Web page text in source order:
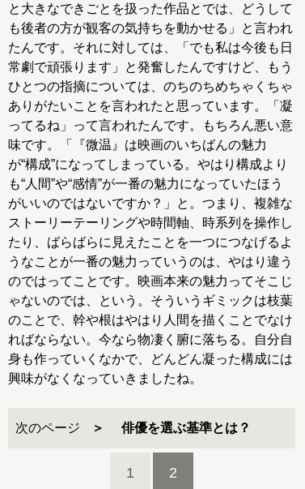
と大きなできごとを扱った作品とでは、どうして
も後者の方が観客の気持ちを動かせる」と言われ
たんです。それに対しては、「でも私は今後も日
常劇で頑張ります」と発奮したんですけど、もう
ひとつの指摘については、のちのちめちゃくちゃ
ありがたいことを言われたと思っています。「凝
ってるね」って言われたんです。もちろん悪い意
味です。「『微温』は映画のいちばんの魅力
が“構成”になってしまっている。やはり構成より
も“人間”や“感情”が一番の魅力になっていたほう
がいいのではないですか？」と。つまり、複雑な
ストーリーテーリングや時間軸、時系列を操作し
たり、ばらばらに見えたことを一つにつなげるよ
うなことが一番の魅力っていうのは、やはり違う
のではってことです。映画本来の魅力ってそこじ
ゃないのでは、という。そういうギミックは枝葉
のことで、幹や根はやはり人間を描くことでなけ
ればならない。今なら物凄く腑に落ちる。自分自
身も作っていくなかで、どんどん凝った構成には
興味がなくなっていきましたね。
次のページ 俳優を選ぶ基準とは？
1 2